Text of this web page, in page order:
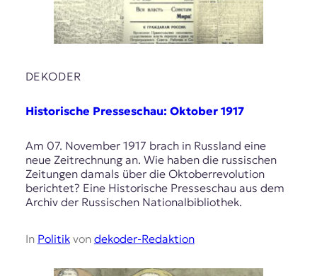
DEKODER
Historische Presseschau: Oktober 1917
Am 07. November 1917 brach in Russland eine
neue Zeitrechnung an. Wie haben die russischen
Zeitungen damals über die Oktoberrevolution
berichtet? Eine Historische Presseschau aus dem
Archiv der Russischen Nationalbibliothek.
In Politikvon dekoder-Redaktion